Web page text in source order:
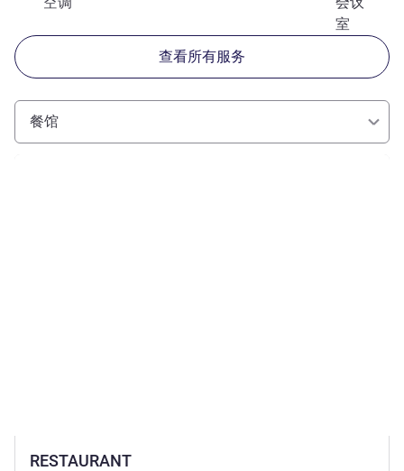
室
查看所有服务
餐馆
RESTAURANT